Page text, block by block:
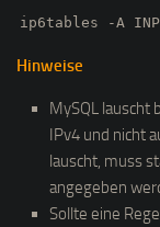
ip6tables -A
Hinweise
MySQL lauscht
IPv4 und nicht
lauscht, muss
angegeben
Sollte eine